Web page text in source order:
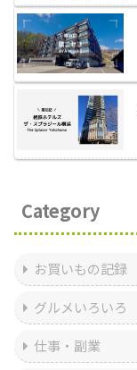
Category
お買いもの記録
グルメいろいろ
仕事・副業